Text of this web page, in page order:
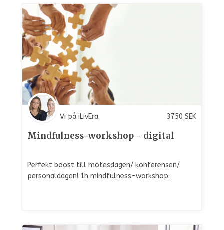
Vi på iLivEra 3750 SEK
Mindfulness-workshop - digital
Perfekt boost till mötesdagen/ konferensen/
personaldagen! 1h mindfulness-workshop.